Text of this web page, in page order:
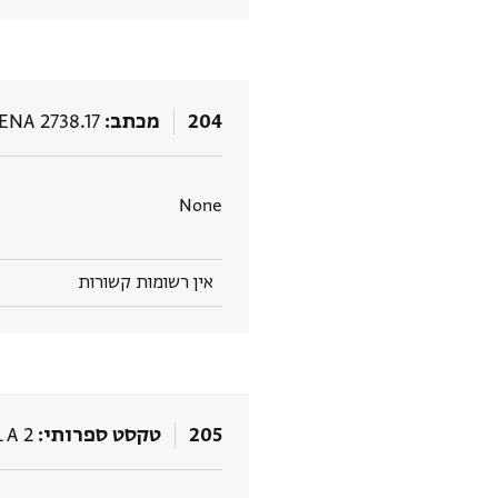
204 מכתב ENA 2738.17
None
אין רשומות קשורות
205 טקסט ספרותי A 2